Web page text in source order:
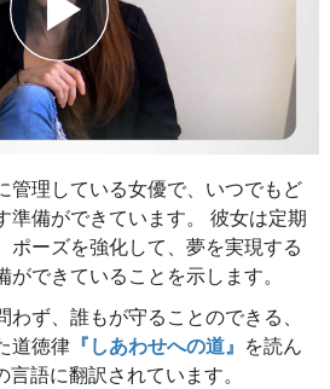
管理している女優で、いつでもど
準備ができています。 彼女は定期
ポーズを強化して、夢を実現する
できていることを示します。
ず、誰もが守ることのできる、
道徳律 『しあわせへの道』 を読ん
語に翻訳されています。